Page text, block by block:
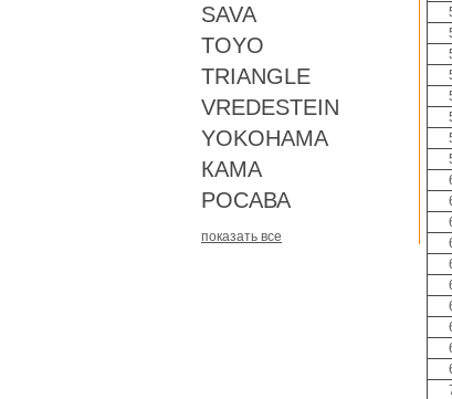
SAVA
TOYO
TRIANGLE
VREDESTEIN
YOKOHAMA
КАМА
РОСАВА
показать все